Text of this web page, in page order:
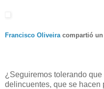
Francisco Oliveira compartió un
¿Seguiremos tolerando
delincuentes, que se hacen